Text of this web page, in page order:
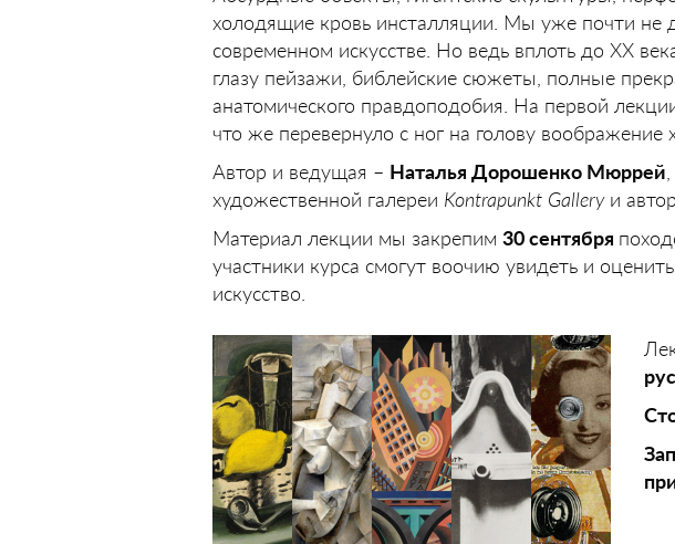
холодящие кровь инсталляции. Мы уже почти не
современном искусстве. Но ведь вплоть до ХХ
глазу пейзажи, библейские сюжеты, полные
анатомического правдоподобия. На первой
что же перевернуло с ног на голову воображение
Автор и ведущая – Наталья Дорошенко Мюррей
художественной галереи Kontrapunkt Galleryи
Материал лекции мы закрепим 30 сентября
участники курса смогут воочию увидеть и
искусство.